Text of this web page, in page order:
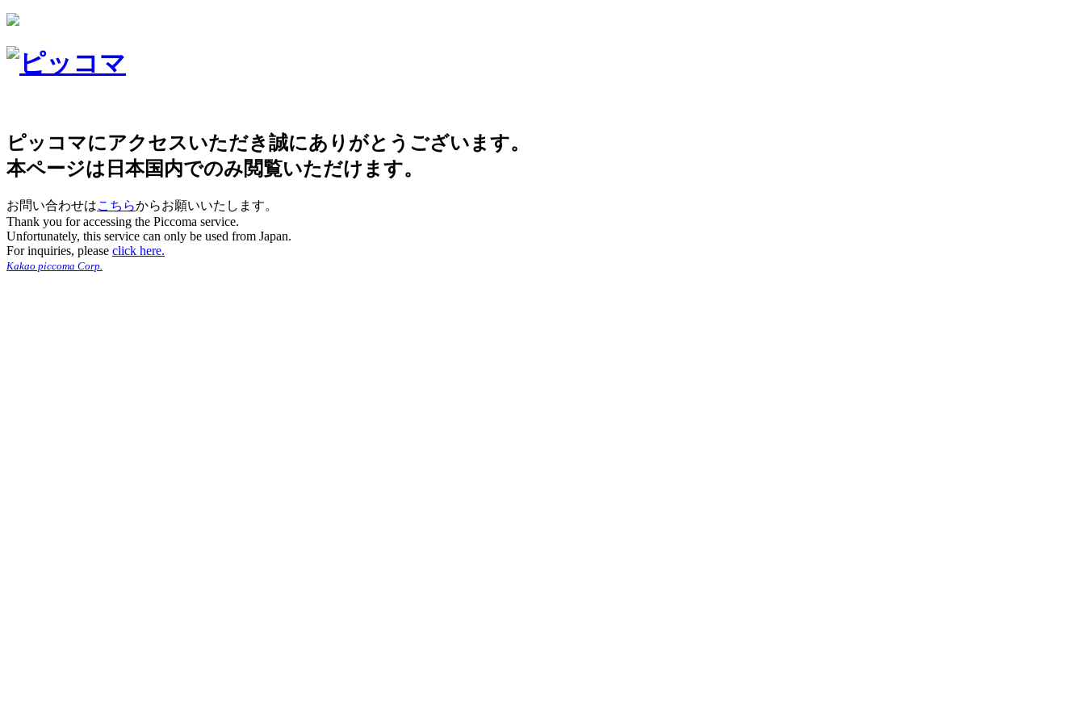
ピッコマにアクセスいただき誠にありがとうございます。
本ページは日本国内でのみ閲覧いただけます。
お問い合わせはこちらからお願いいたします。
Thank you for accessing the Piccoma service.
Unfortunately, this service can only be used from Japan.
For inquiries, please click here.
Kakao piccoma Corp.